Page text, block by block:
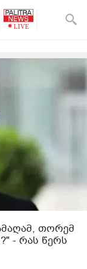
თორემ
- რას წერს